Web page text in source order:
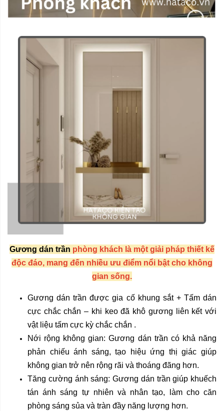
Gương dán trần phòng khách là một giải pháp thiết kế
độc đáo, mang đến nhiều ưu điểm nổi bật cho không
gian sống.
Gương dán trần được gia cố khung sắt + Tấm dán
cực chắc chắn – khi keo đã khô gương liên kết với
vật liệu tấm cực kỳ chắc chắn .
Nới rộng không gian: Gương dán trần có khả năng
phản chiếu ánh sáng, tạo hiệu ứng thị giác giúp
không gian trở nên rộng rãi và thoáng đãng hơn.
Tăng cường ánh sáng: Gương dán trần giúp khuếch
tán ánh sáng tự nhiên và nhân tạo, làm cho căn
phòng sáng sủa và tràn đầy năng lượng hơn.